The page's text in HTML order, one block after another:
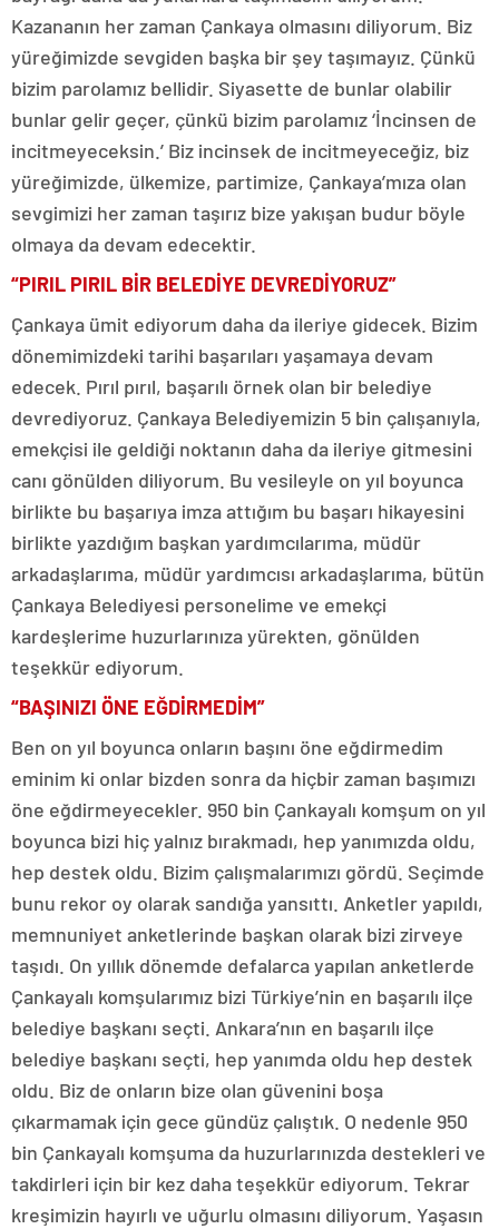
Kazananın her zaman Çankaya olmasını diliyorum. Biz
yüreğimizde sevgiden başka bir şey taşımayız. Çünkü
bizim parolamız bellidir. Siyasette de bunlar olabilir
bunlar gelir geçer, çünkü bizim parolamız ‘İncinsen de
incitmeyeceksin.’ Biz incinsek de incitmeyeceğiz, biz
yüreğimizde, ülkemize, partimize, Çankaya’mıza olan
sevgimizi her zaman taşırız bize yakışan budur böyle
olmaya da devam edecektir.
“PIRIL PIRIL BİR BELEDİYE DEVREDİYORUZ”
Çankaya ümit ediyorum daha da ileriye gidecek. Bizim
dönemimizdeki tarihi başarıları yaşamaya devam
edecek. Pırıl pırıl, başarılı örnek olan bir belediye
devrediyoruz. Çankaya Belediyemizin 5 bin çalışanıyla,
emekçisi ile geldiği noktanın daha da ileriye gitmesini
canı gönülden diliyorum. Bu vesileyle on yıl boyunca
birlikte bu başarıya imza attığım bu başarı hikayesini
birlikte yazdığım başkan yardımcılarıma, müdür
arkadaşlarıma, müdür yardımcısı arkadaşlarıma, bütün
Çankaya Belediyesi personelime ve emekçi
kardeşlerime huzurlarınıza yürekten, gönülden
teşekkür ediyorum.
“BAŞINIZI ÖNE EĞDİRMEDİM”
Ben on yıl boyunca onların başını öne eğdirmedim
eminim ki onlar bizden sonra da hiçbir zaman başımızı
öne eğdirmeyecekler. 950 bin Çankayalı komşum on yıl
boyunca bizi hiç yalnız bırakmadı, hep yanımızda oldu,
hep destek oldu. Bizim çalışmalarımızı gördü. Seçimde
bunu rekor oy olarak sandığa yansıttı. Anketler yapıldı,
memnuniyet anketlerinde başkan olarak bizi zirveye
taşıdı. On yıllık dönemde defalarca yapılan anketlerde
Çankayalı komşularımız bizi Türkiye’nin en başarılı ilçe
belediye başkanı seçti. Ankara’nın en başarılı ilçe
belediye başkanı seçti, hep yanımda oldu hep destek
oldu. Biz de onların bize olan güvenini boşa
çıkarmamak için gece gündüz çalıştık. O nedenle 950
bin Çankayalı komşuma da huzurlarınızda destekleri ve
takdirleri için bir kez daha teşekkür ediyorum. Tekrar
kreşimizin hayırlı ve uğurlu olmasını diliyorum. Yaşasın